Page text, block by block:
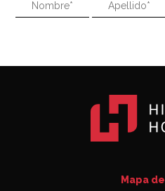
Napoleón
Mapa